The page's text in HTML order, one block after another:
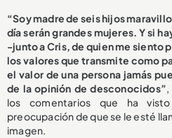
“Soy madre de seis hijos
día serán grandes mujeres. Y si
-junto a Cris, de quien me siento
los valores que transmite como
el valor de una persona jamás
de la opinión de desconocidos”
los comentarios que ha
preocupación de que se le esté
imagen.